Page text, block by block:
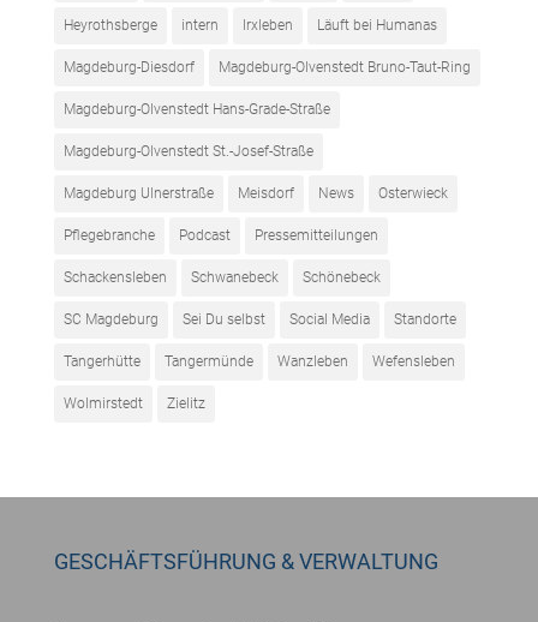
Heyrothsberge intern Irxleben Läuft bei Humanas
Magdeburg-Diesdorf Magdeburg-Olvenstedt Bruno-Taut-Ring
Magdeburg-Olvenstedt Hans-Grade-Straße
Magdeburg-Olvenstedt St.-Josef-Straße
Magdeburg Ulnerstraße Meisdorf News Osterwieck
Pflegebranche Podcast Pressemitteilungen
Schackensleben Schwanebeck Schönebeck
SC Magdeburg Sei Du selbst Social Media Standorte
Tangerhütte Tangermünde Wanzleben Wefensleben
Wolmirstedt Zielitz
GESCHÄFTSFÜHRUNG & VERWALTUNG